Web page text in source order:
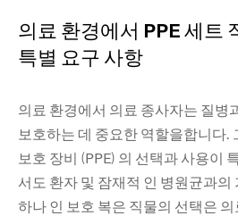
의료 환경에서 PPE 세트
특별 요구 사항
의료 환경에서 의료 종사자는 질병
보호하는 데 중요한 역할을합니다.
보호 장비 (PPE) 의 선택과 사용이
서도 환자 및 잠재적 인 병원균과의
하나 인 보호 복은 직물의 선택은